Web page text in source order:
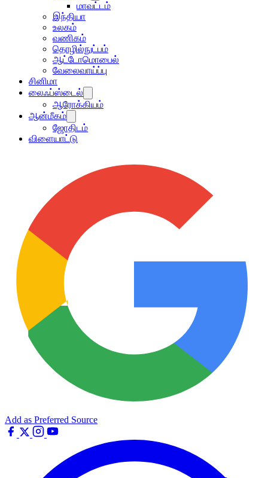
மாவட்டம்
இந்தியா
உலகம்
வணிகம்
தொழில்நுட்பம்
ஆட்டோமொபைல்
வேலைவாய்ப்பு
சினிமா
லைஃப்ஸ்டைல்
ஆரோக்கியம்
ஆன்மீகம்
ஜோதிடம்
விளையாட்டு
Add as Preferred Source